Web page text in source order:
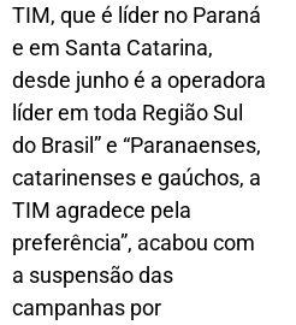
TIM, que é líder no Paraná
e em Santa Catarina,
desde junho é a operadora
líder em toda Região Sul
do Brasil” e “Paranaenses,
catarinenses e gaúchos, a
TIM agradece pela
preferência”, acabou com
a suspensão das
campanhas por